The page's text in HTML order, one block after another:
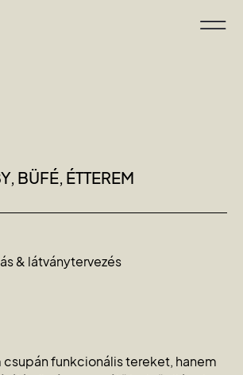
BÜFÉ, ÉTTEREM
& látványtervezés
csupán funkcionális tereket, hanem